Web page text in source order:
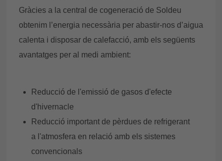
Gràcies a la central de cogeneració de Soldeu
obtenim l’energia necessària per abastir-nos d’aigua
calenta i disposar de calefacció, amb els següents
avantatges per al medi ambient:
Reducció de l'emissió de gasos d'efecte
d'hivernacle
Reducció important de pèrdues de refrigerant
a l'atmosfera en relació amb els sistemes
convencionals